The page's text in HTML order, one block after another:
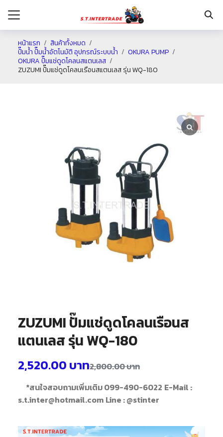
หน้าแรก
สินค้าทั้งหมด
ปั๊มน้ำ ปั๊มน้ำอัตโนมัติ อุปกรณ์ระบบน้ำ
OKURA PUMP
OKURA ปั๊มแช่ดูดโคลนสแตนเลส
ZUZUMI ปั๊มแช่ดูดโคลนเรือนสแตนเลส รุ่น WQ-180
ZUZUMI ปั๊มแช่ดูดโคลนเรือนส
แตนเลส รุ่น WQ-180
2,800.00บาท
2,520.00 บาท
*สนใจสอบถามเพิ่มเติม 099-490-6022 E-Mail :
s.t.inter@hotmail.com Line : @stinter